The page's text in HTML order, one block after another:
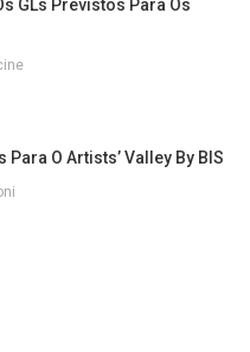
GLs Previstos Para Os
O Artists’ Valley By BIS